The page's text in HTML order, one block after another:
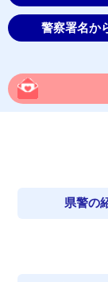
警察署名か
県警の